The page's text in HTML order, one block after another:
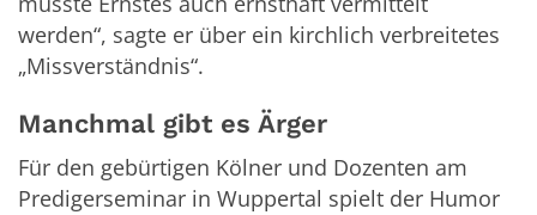
werden“, sagte er über ein kirchlich verbreitetes
„Missverständnis“.
Manchmal gibt es Ärger
Für den gebürtigen Kölner und Dozenten am
Predigerseminar in Wuppertal spielt der Humor